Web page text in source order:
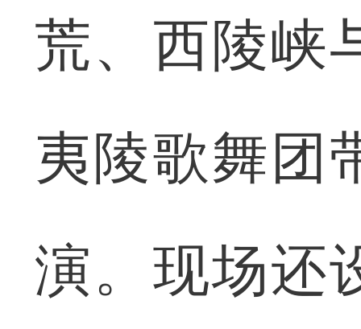
荒、西陵峡
夷陵歌舞团
演。现场还